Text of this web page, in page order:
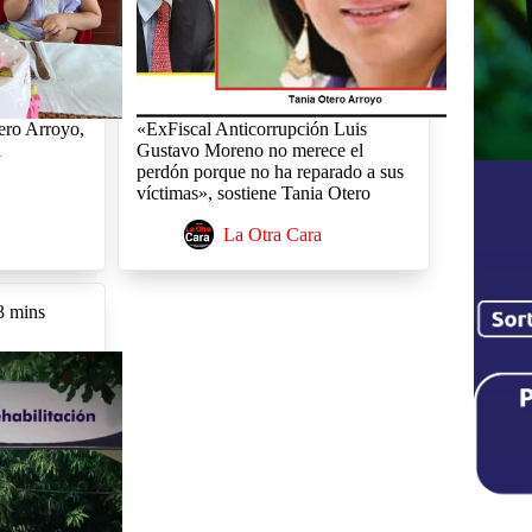
Arroyo,
«ExFiscal Anticorrupción Luis
Gustavo Moreno no merece el
perdón porque no ha reparado a sus
víctimas», sostiene Tania Otero
La Otra Cara
mins